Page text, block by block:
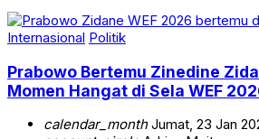
Internasional Politik
Prabowo Bertemu Zinedine
Momen Hangat di Sela WEF
calendar_monthJumat, 23 Jan